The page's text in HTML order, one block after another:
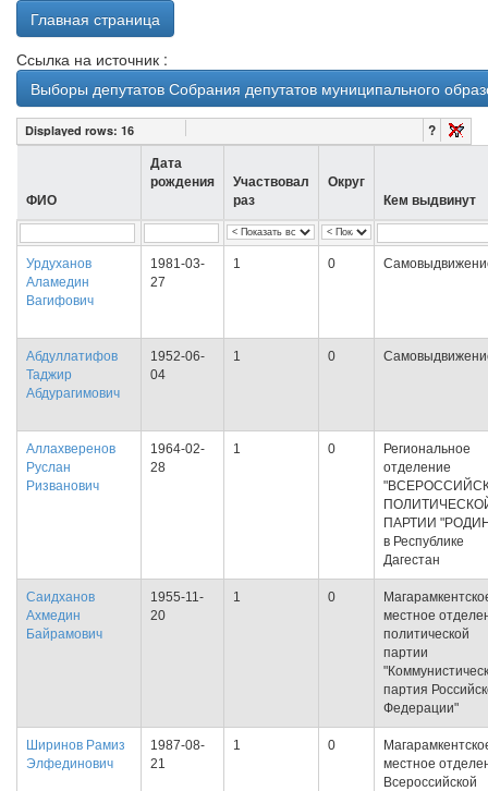
Главная страница
Ссылка на источник :
Выборы депутатов Собрания депутатов муниципального
Displayed rows: 16 ?
ФИО
Дата
рождения
Участвовал
раз
Округ
Кем выдвинут
Урдуханов
Аламедин
Вагифович
1981-03-
27
1 0
Абдуллатифов
Таджир
Абдурагимович
1952-06-
04
1 0
Аллахверенов
Руслан
Ризванович
1964-02-
28
1 0
Региональное
отделение
ПАРТИИ
в Республике
Дагестан
Саидханов
Ахмедин
Байрамович
1955-11-
20
1 0
местное
политической
партии
партия
Федерации"
Ширинов Рамиз
Элфединович
1987-08-
21
1 0
местное
Всероссийской